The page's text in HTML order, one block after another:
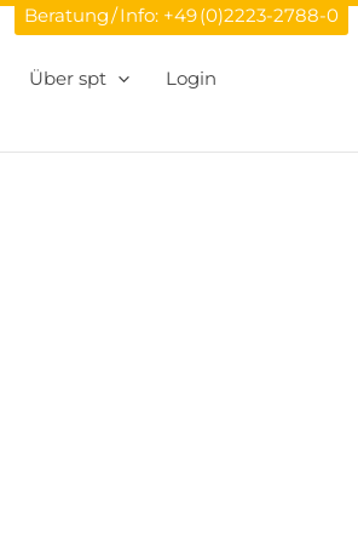
Beratung / Info: +49 (0)2223-2788-0
Über spt Login